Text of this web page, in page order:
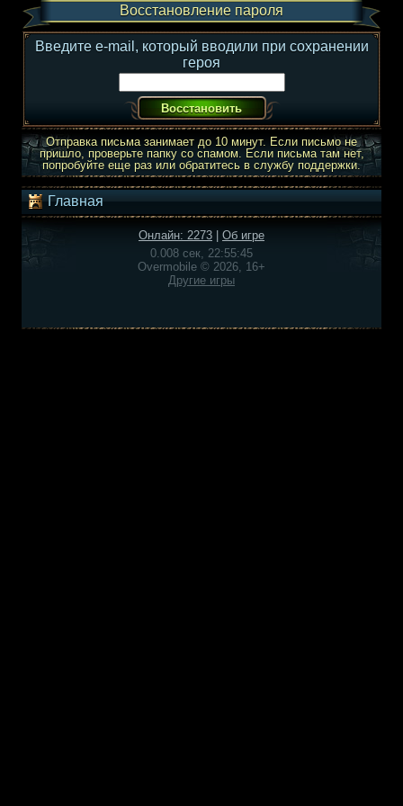
Восстановление пароля
Введите e-mail, который вводили при сохранении
героя
Отправка письма занимает до 10 минут. Если письмо не
пришло, проверьте папку со спамом. Если письма там нет,
попробуйте еще раз или обратитесь в службу поддержки.
Главная
Онлайн: 2273
Об игре
0.008 сек, 22:55:45
Overmobile © 2026, 16+
Другие игры